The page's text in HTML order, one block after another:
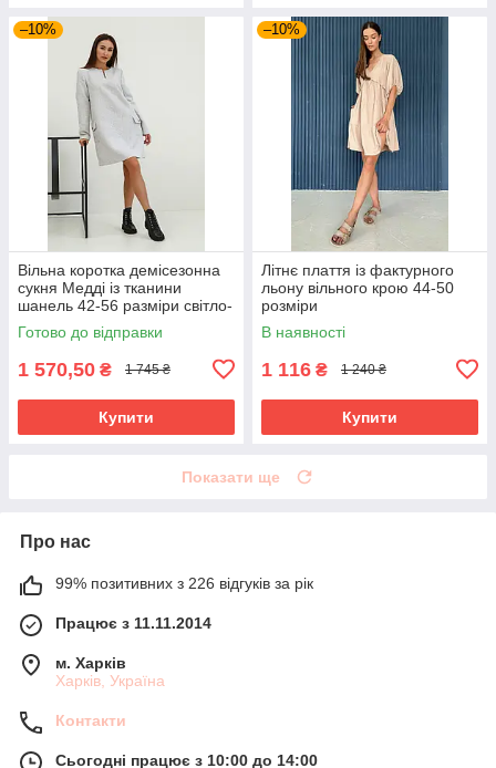
–10%
Вільна коротка демісезонна
сукня Медді із тканини
шанель 42-56 разміри світло-
сіра
Готово до відправки
1 570,50 ₴ 1 745 ₴
Купити
–10%
Літнє плаття із фактурного
льону вільного крою 44-50
розміри
В наявності
1 116 ₴ 1 240 ₴
Купити
Показати ще
Про нас
99% позитивних з 226 відгуків за рік
Працює з 11.11.2014
м. Харків
Харків, Україна
Контакти
Сьогодні працює з 10:00 до 14:00